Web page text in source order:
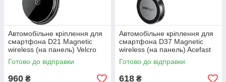
Автомобільне кріплення для
смартфона D21 Magnetic
wireless (на панель) Velcro
Acefast
Готово до відправки
960 ₴
Автомобільне кріплення для
смартфона D37 Magnetic
wireless (на панель) Acefast
Готово до відправки
618 ₴